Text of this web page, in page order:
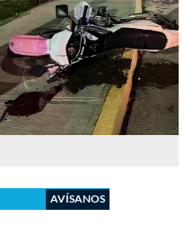
AVÍSANOS